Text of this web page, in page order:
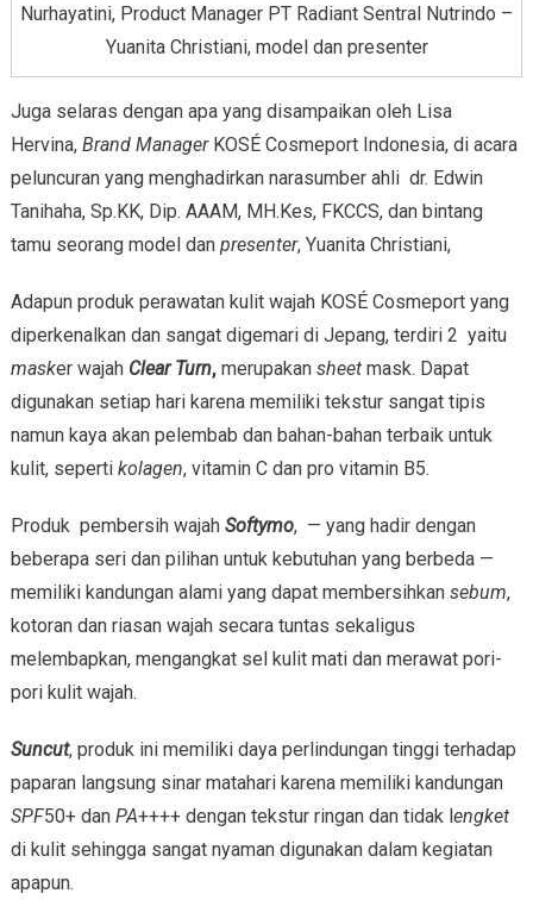
Nurhayatini, Product Manager PT Radiant Sentral Nutrindo –
Yuanita Christiani, model dan presenter
Juga selaras dengan apa yang disampaikan oleh Lisa
Hervina, Brand Manager KOSÉ Cosmeport Indonesia, di acara
peluncuran yang menghadirkan narasumber ahli dr. Edwin
Tanihaha, Sp.KK, Dip. AAAM, MH.Kes, FKCCS, dan bintang
tamu seorang model dan presenter, Yuanita Christiani,
Adapun produk perawatan kulit wajah KOSÉ Cosmeport yang
diperkenalkan dan sangat digemari di Jepang, terdiri 2 yaitu
masker wajah Clear Turn,merupakan sheet mask. Dapat
digunakan setiap hari karena memiliki tekstur sangat tipis
namun kaya akan pelembab dan bahan-bahan terbaik untuk
kulit, seperti kolagen, vitamin C dan pro vitamin B5.
Produk pembersih wajah Softymo, — yang hadir dengan
beberapa seri dan pilihan untuk kebutuhan yang berbeda —
memiliki kandungan alami yang dapat membersihkan sebum,
kotoran dan riasan wajah secara tuntas sekaligus
melembapkan, mengangkat sel kulit mati dan merawat pori-
pori kulit wajah.
Suncut, produk ini memiliki daya perlindungan tinggi terhadap
paparan langsung sinar matahari karena memiliki kandungan
SPF50+ dan PA++++ dengan tekstur ringan dan tidak lengket
di kulit sehingga sangat nyaman digunakan dalam kegiatan
apapun.